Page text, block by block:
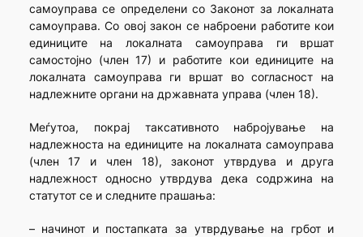
самоуправа се определени со Законот за локалната
самоуправа. Со овој закон се наброени работите кои
единиците на локалната самоуправа ги вршат
самостојно (член 17) и работите кои единиците на
локалната самоуправа ги вршат во согласност на
надлежните органи на државната управа (член 18).
Меѓутоа, покрај таксативното набројување на
надлежноста на единиците на локалната самоуправа
(член 17 и член 18), законот утврдува и друга
надлежност односно утврдува дека содржина на
статутот се и следните прашања:
– начинот и постапката за утврдување на грбот и